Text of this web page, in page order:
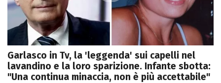
Garlasco in Tv, la 'leggenda' sui capelli nel
lavandino e la loro sparizione. Infante sbotta:
"Una continua minaccia, non è più accettabile"